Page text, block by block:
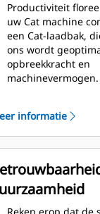
Productiviteit
uw Cat machine
een Cat-laadbak,
ons wordt
opbreekkracht en
machinevermogen.
materiaalstroom in
extra ruimte voor
ervoor dat de
laadbak niet blijft
waardoor de
worden verminderd.
Het
informatie